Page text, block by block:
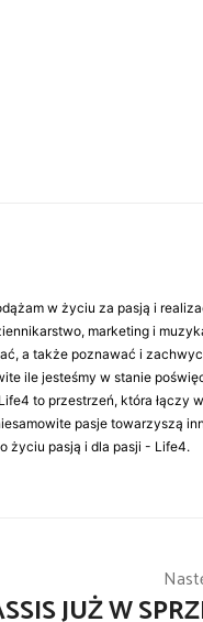
w życiu za pasją i
marketing i
a także poznawać i
ile jesteśmy w stanie
to przestrzeń, która łączy
pasje towarzyszą
życiu pasją i dla pasji - Life4.
JUŻ W